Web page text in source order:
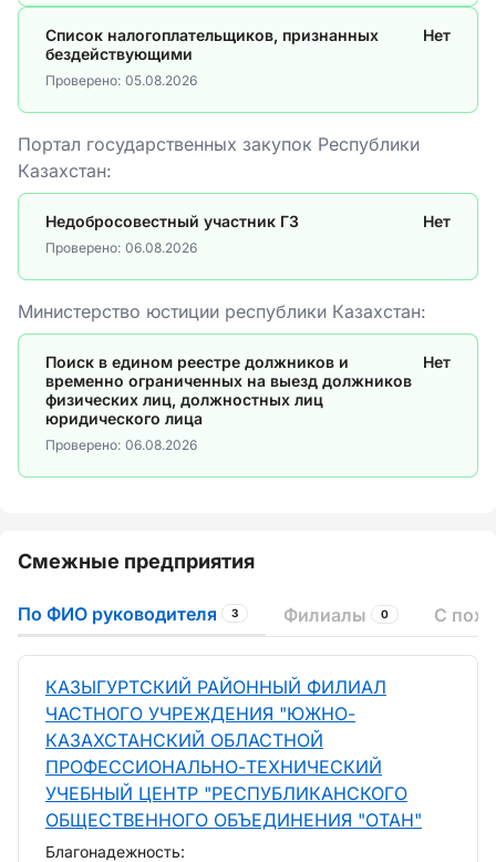
Список налогоплательщиков, признанных
бездействующими
Нет
Проверено: 05.08.2026
Портал государственных закупок Республики
Казахстан:
Недобросовестный участник ГЗ Нет
Проверено: 06.08.2026
Министерство юстиции республики Казахстан:
Поиск в едином реестре должников и
временно ограниченных на выезд должников
физических лиц, должностных лиц
юридического лица
Нет
Проверено: 06.08.2026
Смежные предприятия
По ФИО руководителя 3 Филиалы 0 С
КАЗЫГУРТСКИЙ РАЙОННЫЙ ФИЛИАЛ
ЧАСТНОГО УЧРЕЖДЕНИЯ "ЮЖНО-
КАЗАХСТАНСКИЙ ОБЛАСТНОЙ
ПРОФЕССИОНАЛЬНО-ТЕХНИЧЕСКИЙ
УЧЕБНЫЙ ЦЕНТР "РЕСПУБЛИКАНСКОГО
ОБЩЕСТВЕННОГО ОБЪЕДИНЕНИЯ "ОТАН"
Благонадежность: